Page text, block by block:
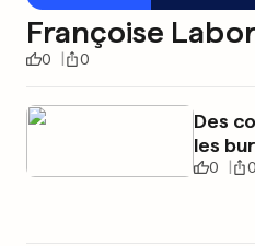
Françoise
0 0
Des
0 0